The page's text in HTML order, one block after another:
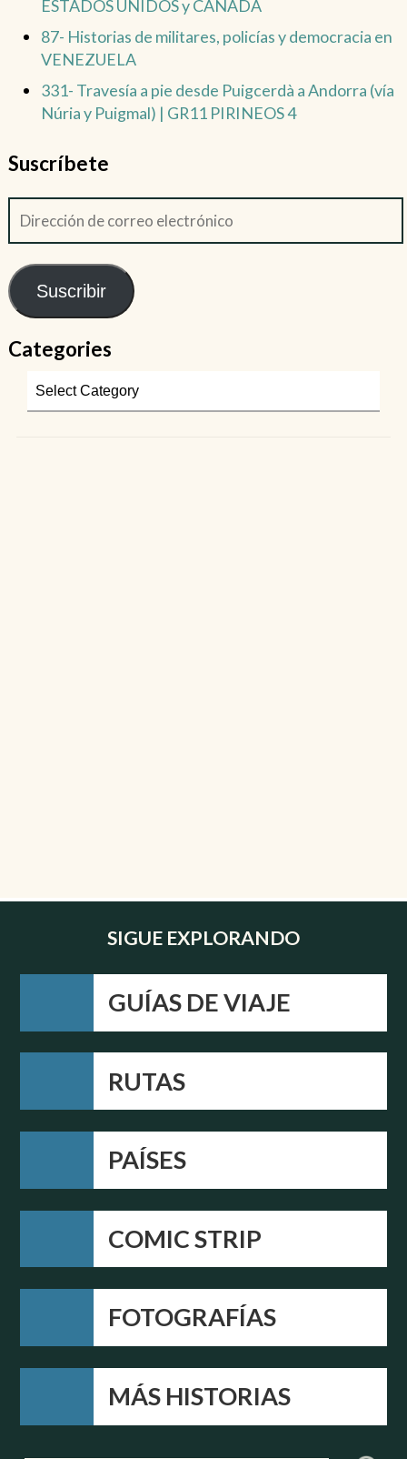
ESTADOS UNIDOS y CANADÁ
87- Historias de militares, policías y democracia en
VENEZUELA
331- Travesía a pie desde Puigcerdà a Andorra (vía
Núria y Puigmal) | GR11 PIRINEOS 4
Suscríbete
Suscribir
Categories
SIGUE EXPLORANDO
GUÍAS DE VIAJE
RUTAS
PAÍSES
COMIC STRIP
FOTOGRAFÍAS
MÁS HISTORIAS